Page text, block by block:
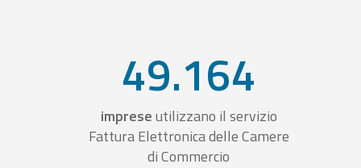
49.164
impreseutilizzano il servizio
Fattura Elettronica delle Camere
di Commercio